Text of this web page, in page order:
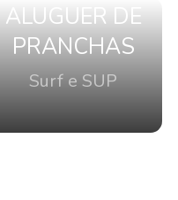
ALUGUER DE
PRANCHAS
Surf e SUP